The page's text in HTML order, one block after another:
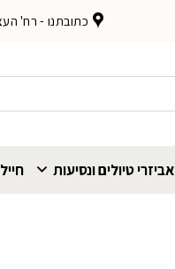
כתובתנו - רח' העצמאות
אביזרי טיולים ונסיעות